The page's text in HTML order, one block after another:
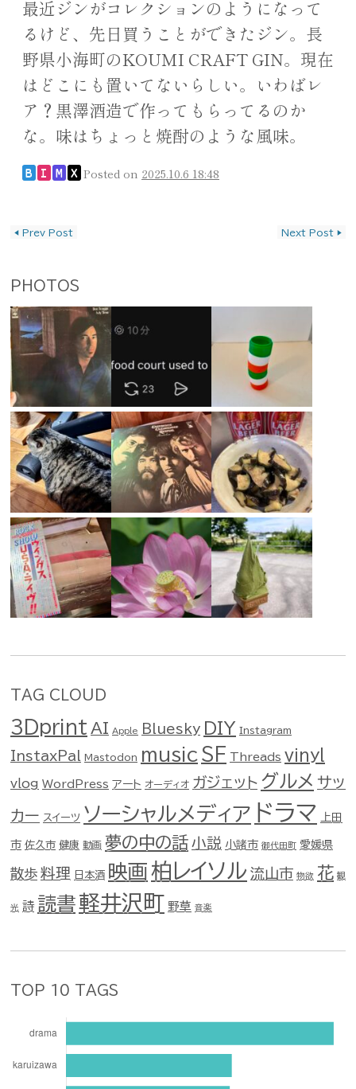
最近ジンがコレクションのようになって
るけど、先日買うことができたジン。長
野県小海町のKOUMI CRAFT GIN。現在
はどこにも置いてないらしい。いわばレ
ア？黒澤酒造で作ってもらってるのか
な。味はちょっと焼酎のような風味。
B I M X Posted on 2025.10.6 18:48
◀ Prev Post Next Post ▶
PHOTOS
TAG CLOUD
3Dprint AI Apple Bluesky DIY Instagram
InstaxPal Mastodon music SF Threads vinyl
vlog WordPress アート オーディオ ガジェット グルメ サッ
カー スイーツ ソーシャルメディア ドラマ 上田
市 佐久市 健康 動画 夢の中の話 小説 小諸市 御代田町 愛媛県
散歩 料理 日本酒 映画 柏レイソル 流山市 物欲 花 観
光 詩 読書軽井沢町 野草 音楽
TOP 10 TAGS